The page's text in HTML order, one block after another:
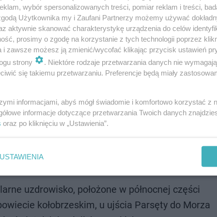
miejscowości uzdrowiskowych w
w powiecie nowosądeckim, w gminie miejsko-
Beskidzie Sądeckim, w dolinie
otaczają wzgórza Góry Parkowej, Krzyżowej,
i stanowi bazę wypadową w
uzdrowisko, położone w północnej części
kołobrzeskim, u ujścia Parsęty do Morza
wybór spersonalizowanych treści, pomiar reklam i treści,
Użytkownika my i Zaufani Partnerzy możemy używać
aktywnie skanować charakterystykę urządzenia do celów
prosimy o zgodę na korzystanie z tych technologii poprzez
i zawsze możesz ją zmienić/wycofać klikając przycisk ustawień
strony
. Niektóre rodzaje przetwarzania danych nie
się takiemu przetwarzaniu. Preferencje będą miały
informacjami, abyś mógł świadomie i komfortowo korzystać z
informacje dotyczące przetwarzania Twoich danych
oraz po kliknięciu w „Ustawienia”.
USTAWIENIA